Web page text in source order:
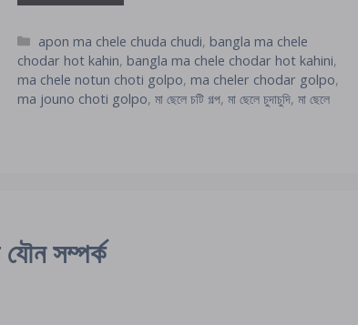
Categories
apon ma chele chuda chudi, bangla ma chele
chodar hot kahin, bangla ma chele chodar hot kahini,
ma chele notun choti golpo, ma cheler chodar golpo,
ma jouno choti golpo, মা ছেলে চটি গল্প, মা ছেলে চুদাচুদি, মা ছেলে
সম্পর্ক